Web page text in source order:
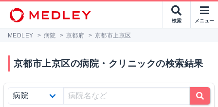
検索 メニュー
MEDLEY > 病院 > 京都府 > 京都市上京区
京都市上京区の病院・クリニックの検索結果